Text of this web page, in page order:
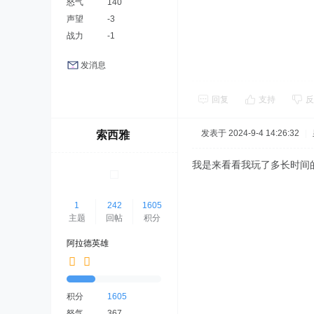
怒气
140
声望
-3
战力
-1
发消息
回复 支持
索西雅
1
主题
242
回帖
1605
积分
阿拉德英雄
积分
1605
发表于 2024-9-4 14:26:32
我是来看看我玩了多长时间